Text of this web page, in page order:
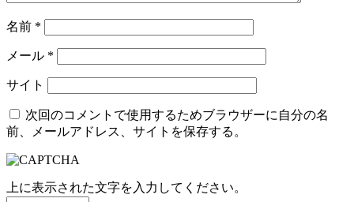
名前 *
メール *
サイト
次回のコメントで使用するためブラウザーに自分の名
前、メールアドレス、サイトを保存する。
上に表示された文字を入力してください。